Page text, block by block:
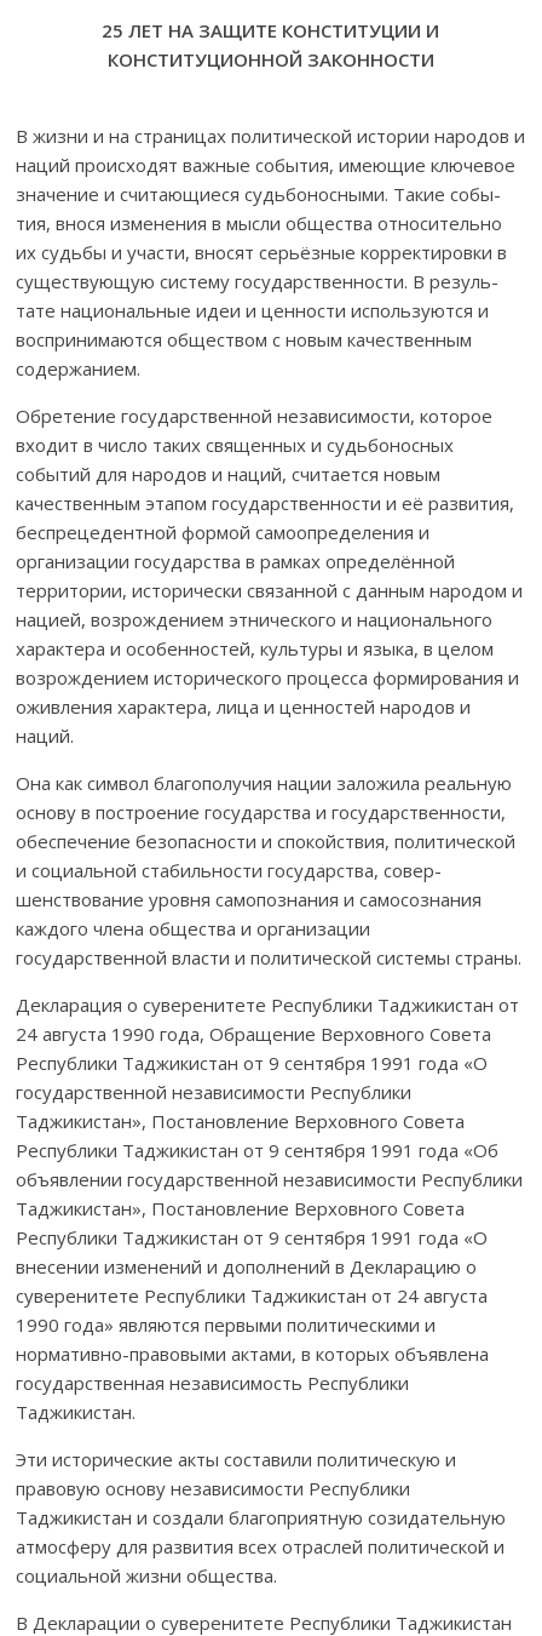
25 ЛЕТ НА ЗАЩИТЕ КОНСТИТУЦИИ И
КОНСТИТУЦИОННОЙ ЗАКОННОСТИ
В жизни и на страницах политической истории наро­дов и
наций происходят важные события, имеющие клю­чевое
значение и считающиеся судьбоносными. Такие со­бы­
тия, внося изменения в мысли общества отно­си­тельно
их судьбы и участи, вносят серьёзные корректировки в
сущес­твующую систему государственности. В резуль­
тате наци­о­нальные идеи и цен­ности используются и
воспринимаются об­ществом с новым качес­твенным
содержанием.
Обретение государственной независимости, которое
вхо­дит в число та­ких священных и судьбоносных
событий для народов и наций, считается новым
качественным эта­пом государственности и её развития,
бесп­реце­ден­тной фор­мой самоопределения и
организации государства в рам­ках опре­делён­ной
территории, исторически связанной с дан­ным народом и
на­цией, воз­рождением этнического и наци­онального
характера и особеннос­­тей, куль­туры и язы­ка, в целом
возрождением исторического процесса фор­ми­ро­вания и
оживления характера, лица и ценностей народов и
наций.
Она как символ благополучия нации заложила реаль­ную
основу в построение государства и государственности,
обеспечение безопасности и спокойствия, поли­ти­ческой
и социальной стабильности государства, со­вер­
шенствование уровня самопознания и самосознания
каждого члена об­щества и организации
государственной власти и поли­ти­чес­­кой сис­темы страны.
Дек­ларация о суве­­­рени­тете Республики Тад­жикистан от
24 ав­густа 1990 года, Обращение Верховного Совета
Рес­публики Таджи­кис­тан от 9 сентября 1991 года «О
государ­ственной независимости Республики
Таджикистан», Поста­новление Верховного Совета
Республики Таджикистан от 9 сентября 1991 года «Об
объявлении государственной независимости Республики
Таджикистан», Постановление Вер­ховного Совета
Республики Таджикис­тан от 9 сентября 1991 года «О
внесении изменений и дополнений в Декларацию о
суверенитете Республики Таджикистан от 24 августа
1990 года» являются первыми политическими и
нормативно-правовыми актами, в которых объ­явлена
государственная независимость Республики
Таджикистан.
Эти исторические акты составили политическую и
правовую основу независимости Республики
Таджикистан и создали благоприятную созида­тельную
атмосферу для развития всех отраслей политической и
социальной жизни общества.
В Декларации о суверенитете Республики Тад­жи­кистан